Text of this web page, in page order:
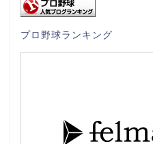
プロ野球ランキング